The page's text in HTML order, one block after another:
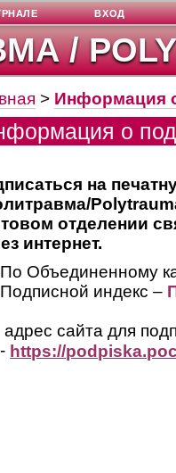
/
ВХОД
> Информация
о
на
отделении
интернет.
По Объединенному
Подписной индекс –
адрес сайта для
- https://